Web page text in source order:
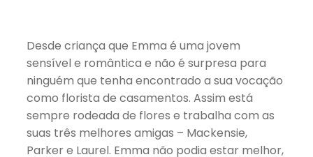
Desde criança que Emma é uma jovem
sensível e romântica e não é surpresa para
ninguém que tenha encontrado a sua vocação
como florista de casamentos. Assim está
sempre rodeada de flores e trabalha com as
suas três melhores amigas – Mackensie,
Parker e Laurel. Emma não podia estar melhor,